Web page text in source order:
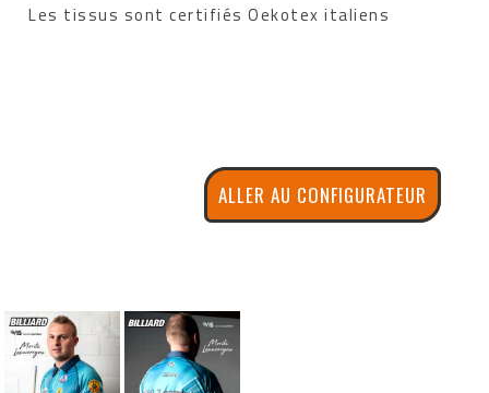
Les tissus sont certifiés Oekotex italiens
ALLER AU CONFIGURATEUR